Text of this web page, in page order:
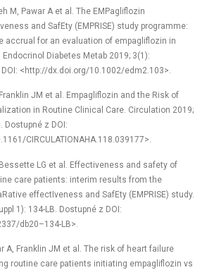
M, Pawar A et al. The EMPagliflozin
and SafEty (EMPRISE) study programme:
accrual for an evaluation of empagliflozin in
Diabetes Metab 2019; 3(1):
<http://dx.doi.org/10.1002/edm2.103>.
JM et al. Empagliflozin and the Risk of
in Routine Clinical Care. Circulation 2019;
Dostupné z DOI:
CIRCULATIONAHA.118.039177>.
LG et al. Effectiveness and safety of
care patients: interim results from the
effectIveness and SafEty (EMPRISE) study.
1): 134-LB. Dostupné z DOI:
db20–134-LB>.
A, Franklin JM et al. The risk of heart failure
routine care patients initiating empagliflozin vs